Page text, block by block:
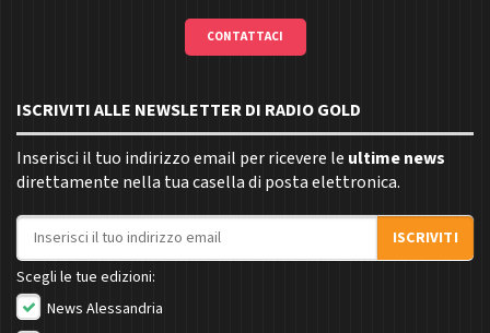
CONTATTACI
ISCRIVITI ALLE NEWSLETTER DI RADIO GOLD
Inserisci il tuo indirizzo email per ricevere le ultime news
direttamente nella tua casella di posta elettronica.
Indirizzo email
ISCRIVITI
Scegli le tue edizioni:
News Alessandria